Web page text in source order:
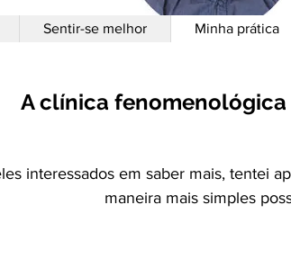
Sentir-se melhor Minha prática
A clínica
interessados em saber mais, tentei
maneira mais simples